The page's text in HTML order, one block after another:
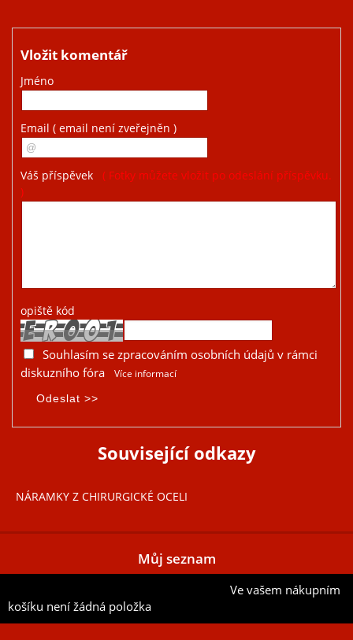
Vložit komentář
Jméno
Email ( email není zveřejněn )
Váš příspěvek
( Fotky můžete vložit po odeslání příspěvku.
)
opiště kód
Souhlasím se zpracováním osobních údajů v rámci
diskuzního fóra
Více informací
Související odkazy
NÁRAMKY Z CHIRURGICKÉ OCELI
Můj seznam
Ve vašem nákupním
košíku není žádná položka